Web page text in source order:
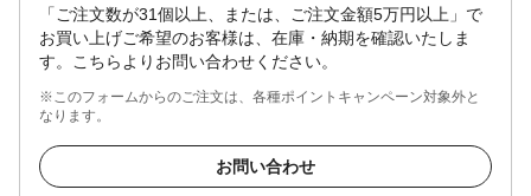
「ご注文数が31個以上、または、ご注文金額5万円以上」で
お買い上げご希望のお客様は、在庫・納期を確認いたしま
す。こちらよりお問い合わせください。
※このフォームからのご注文は、各種ポイントキャンペーン対象外と
なります。
お問い合わせ